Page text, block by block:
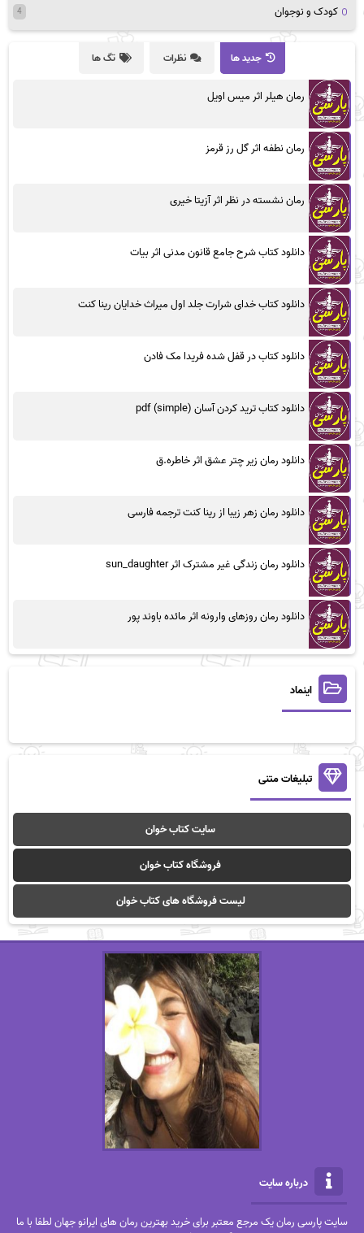
کودک و نوجوان 4
جدید ها نظرات تگ ها
رمان هیلر اثر میس اویل
رمان نطفه اثر گل رز قرمز
رمان نشسته در نظر اثر آزیتا خیری
دانلود کتاب شرح جامع قانون مدنی اثر بیات
دانلود کتاب خدای شرارت جلد اول میراث خدایان رینا کنت
دانلود کتاب در قفل شده فریدا مک فادن
دانلود کتاب ترید کردن آسان (simple) pdf
دانلود رمان زیر چتر عشق اثر خاطره.ق
دانلود رمان زهر زیبا از رینا کنت ترجمه فارسی
دانلود رمان زندگی غیر مشترک اثر sun_daughter
دانلود رمان روزهای وارونه اثر مائده باوند پور
اینماد
تبلیغات متنی
سایت کتاب خوان
فروشگاه کتاب خوان
لیست فروشگاه های کتاب خوان
درباره سایت
سایت پارسی رمان یک مرجع معتبر برای خرید بهترین رمان های ایرانو جهان لطفا با ما